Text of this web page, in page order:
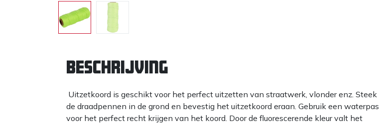
Beschrijving
Uitzetkoord is geschikt voor het perfect uitzetten van straatwerk, vlonder enz. Steek
de draadpennen in de grond en bevestig het uitzetkoord eraan. Gebruik een waterpas
voor het perfect recht krijgen van het koord. Door de fluorescerende kleur valt het